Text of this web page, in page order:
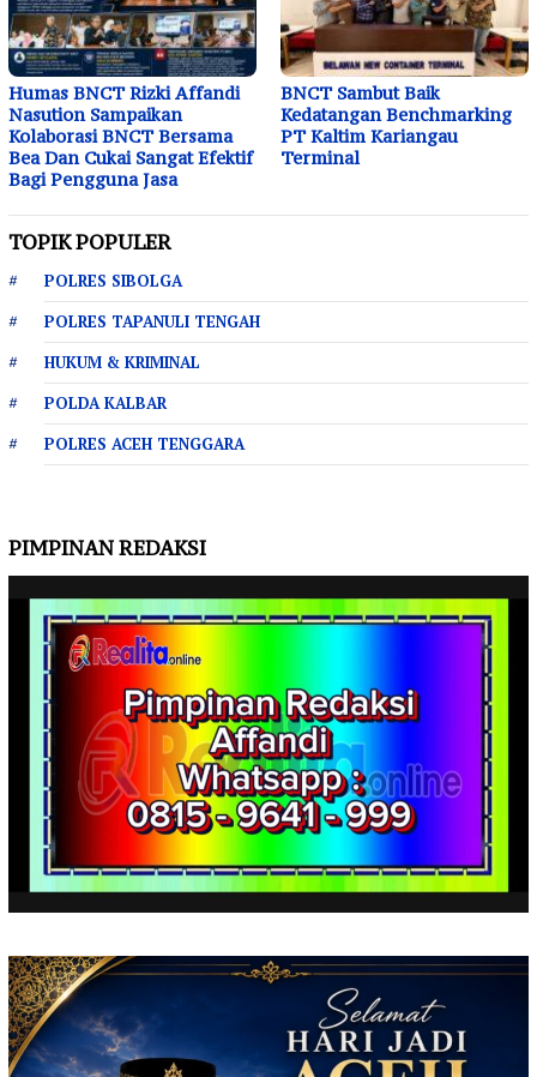
Humas BNCT Rizki Affandi
Nasution Sampaikan
Kolaborasi BNCT Bersama
Bea Dan Cukai Sangat Efektif
Bagi Pengguna Jasa
BNCT Sambut Baik
Kedatangan Benchmarking
PT Kaltim Kariangau
Terminal
TOPIK POPULER
POLRES SIBOLGA
POLRES TAPANULI TENGAH
HUKUM & KRIMINAL
POLDA KALBAR
POLRES ACEH TENGGARA
PIMPINAN REDAKSI